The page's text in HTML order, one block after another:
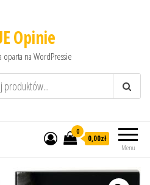
Opinie
oparta na WordPressie
Menu
0
0,00zł